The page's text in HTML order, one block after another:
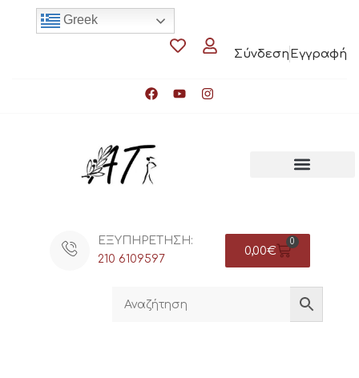
Σύνδεση Εγγραφή
Greek
ΕΞΥΠΗΡΕΤΗΣΗ:
210 6109597
0,00€
0